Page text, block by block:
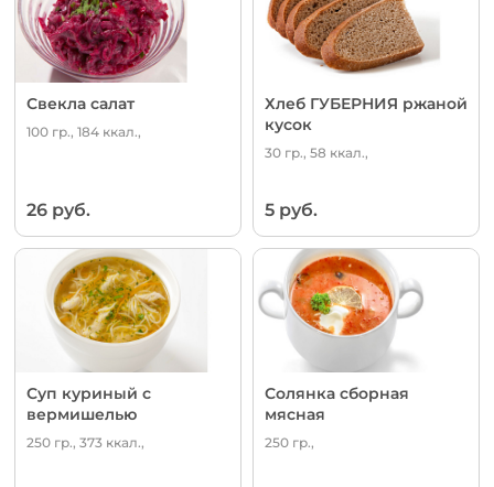
Свекла салат
100 гр., 184 ккал.,
26 руб.
Хлеб ГУБЕРНИЯ ржаной
кусок
30 гр., 58 ккал.,
5 руб.
Суп куриный с
вермишелью
250 гр., 373 ккал.,
Солянка сборная
мясная
250 гр.,